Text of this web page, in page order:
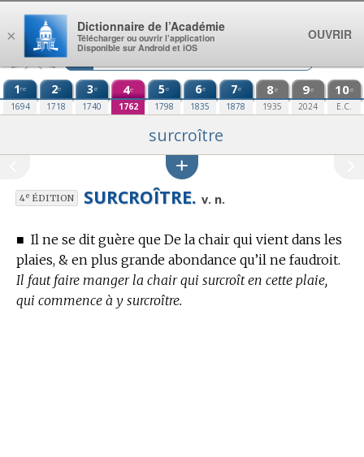
Aller au contenu
1re
1694
2e
1718
3e
1740
4e
1762
5e
1798
6e
1835
7e
1878
8e
1935
9e
2024
10e
E.C.
surcroître
4eÉDITION SURCROÎTRE. v. n.
■ Il ne se dit guère que De la chair qui vient dans les
plaies, & en plus grande abondance qu’il ne faudroit.
Il faut faire manger la chair qui surcroît en cette plaie,
qui commence à y surcroître.
×
Dictionnaire de l’Académie
Télécharger ou ouvrir l’application
Disponible sur Android et iOS
OUVRIR